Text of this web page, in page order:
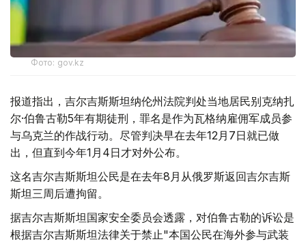
Фото: gov.kz
报道指出，吉尔吉斯斯坦纳伦州法院判处当地居民别克纳扎
尔·伯鲁古勒5年有期徒刑，罪名是作为瓦格纳雇佣军成员参
与乌克兰的作战行动。尽管判决早在去年12月7日就已做
出，但直到今年1月4日才对外公布。
这名吉尔吉斯斯坦公民是在去年8月从俄罗斯返回吉尔吉斯
斯坦三周后遭拘留。
据吉尔吉斯斯坦国家安全委员会透露，对伯鲁古勒的诉讼是
根据吉尔吉斯斯坦法律关于禁止"本国公民在海外参与武装